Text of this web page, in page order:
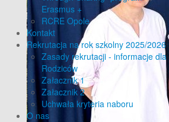
Erasmus +
RCRE Opole
Kontakt
Rekrutacja na rok szkolny 2025/2026
Zasady rekrutacji - informacje dla
Rodziców
Załacznik 1
Załacznik 2
Uchwała kryteria naboru
O nas